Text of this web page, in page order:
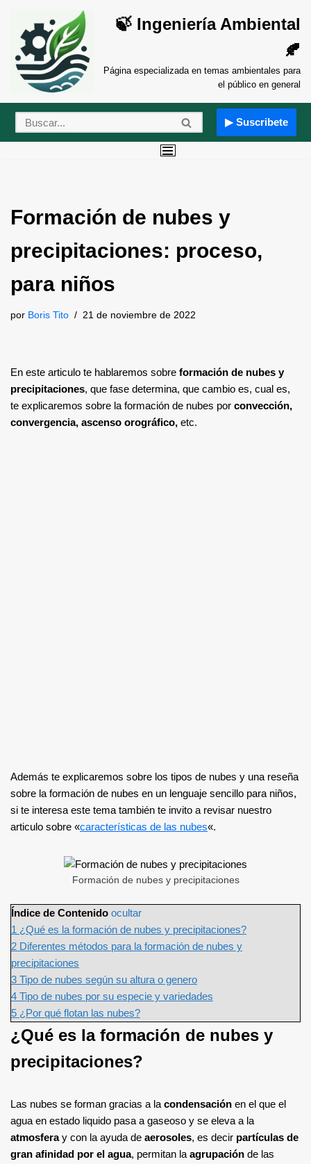
Saltar
al
contenido
🍃 Ingeniería Ambiental
🍂
Página especializada en temas ambientales para
el público en general
▶ Suscribete
Formación de nubes y
precipitaciones: proceso,
para niños
por Boris Tito 21 de noviembre de 2022
En este articulo te hablaremos sobre formación de nubes y
precipitaciones, que fase determina, que cambio es, cual es,
te explicaremos sobre la formación de nubes por convección,
convergencia, ascenso orográfico, etc.
Además te explicaremos sobre los tipos de nubes y una reseña
sobre la formación de nubes en un lenguaje sencillo para niños,
si te interesa este tema también te invito a revisar nuestro
articulo sobre «características de las nubes«.
Formación de nubes y precipitaciones
Índice de Contenido ocultar
1 ¿Qué es la formación de nubes y precipitaciones?
2 Diferentes métodos para la formación de nubes y
precipitaciones
3 Tipo de nubes según su altura o genero
4 Tipo de nubes por su especie y variedades
5 ¿Por qué flotan las nubes?
¿Qué es la formación de nubes y
precipitaciones?
Las nubes se forman gracias a la condensación en el que el
agua en estado liquido pasa a gaseoso y se eleva a la
atmosferay con la ayuda de aerosoles, es decir partículas de
gran afinidad por el agua, permitan la agrupación de las